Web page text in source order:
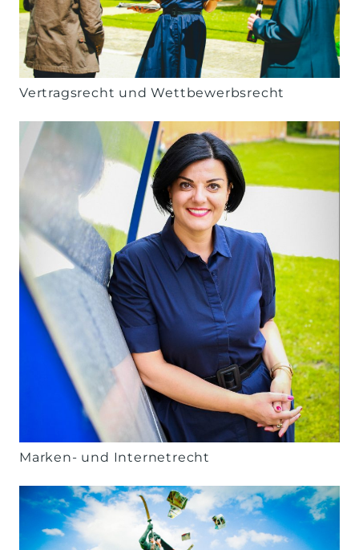
Vertragsrecht und Wettbewerbsrecht
Marken- und Internetrecht